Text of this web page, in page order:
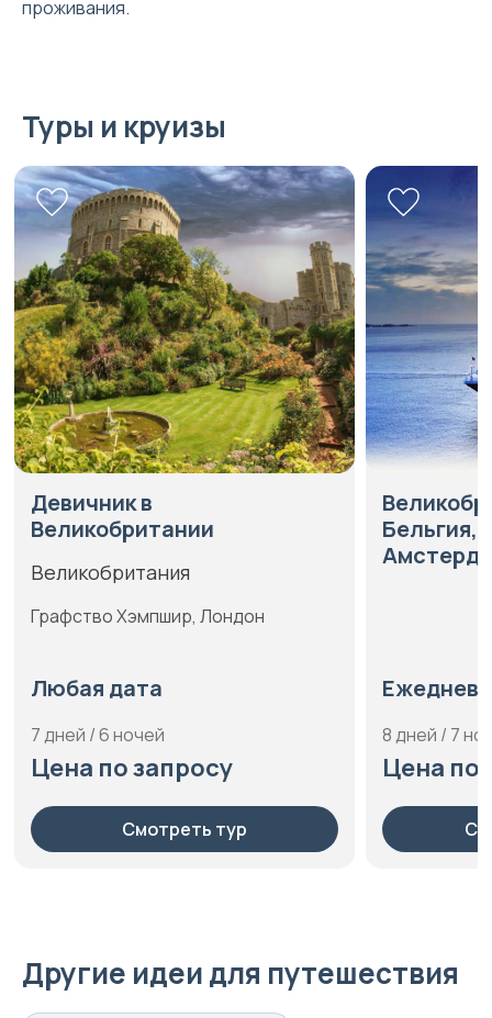
проживания.
Туры и круизы
Великобритания, Франция,
Бельгия, Германия из
Ежедневный заезд
8 дней / 7 ночей
Цена по запросу
Смотреть круиз
13
Другие идеи для путешествия